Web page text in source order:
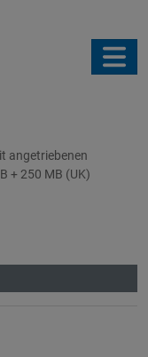
angetriebenen
+ 250 MB (UK)